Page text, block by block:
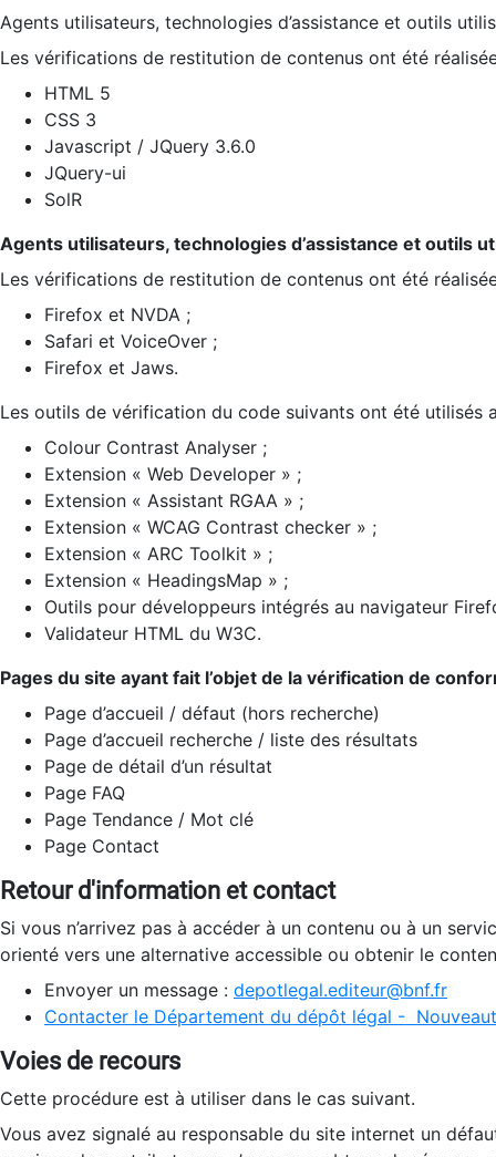
Agents utilisateurs, technologies d’assistance et outils
Les vérifications de restitution de contenus ont été
HTML 5
CSS 3
Javascript / JQuery 3.6.0
JQuery-ui
SolR
Agents utilisateurs, technologies d’assistance et outils
Les vérifications de restitution de contenus ont été
Firefox et NVDA ;
Safari et VoiceOver ;
Firefox et Jaws.
Les outils de vérification du code suivants ont été utilisés
Colour Contrast Analyser ;
Extension « Web Developer » ;
Extension « Assistant RGAA » ;
Extension « WCAG Contrast checker » ;
Extension « ARC Toolkit » ;
Extension « HeadingsMap » ;
Outils pour développeurs intégrés au navigateur
Validateur HTML du W3C.
Pages du site ayant fait l’objet de la vérification de
Page d’accueil / défaut (hors recherche)
Page d’accueil recherche / liste des résultats
Page de détail d’un résultat
Page FAQ
Page Tendance / Mot clé
Page Contact
Retour d'information et contact
Si vous n’arrivez pas à accéder à un contenu ou à un
orienté vers une alternative accessible ou obtenir le
Envoyer un message : depotlegal.editeur@bnf.fr
Contacter le Département du dépôt légal -
Voies de recours
Cette procédure est à utiliser dans le cas suivant.
Vous avez signalé au responsable du site internet un